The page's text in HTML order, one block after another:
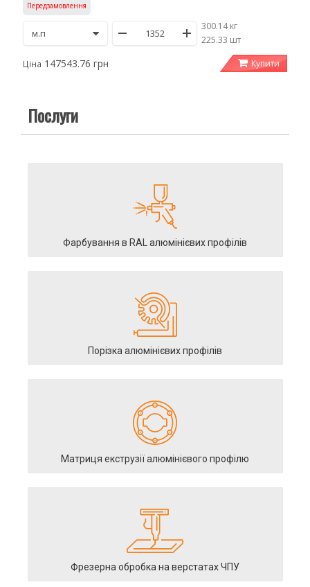
Передзамовлення
300.14 кг
/225.33 шт
Ціна 147543.76 грн Купити
Послуги
Фарбування в RAL алюмінієвих профілів
Порізка алюмінієвих профілів
Матриця екструзії алюмінієвого профілю
Фрезерна обробка на верстатах ЧПУ